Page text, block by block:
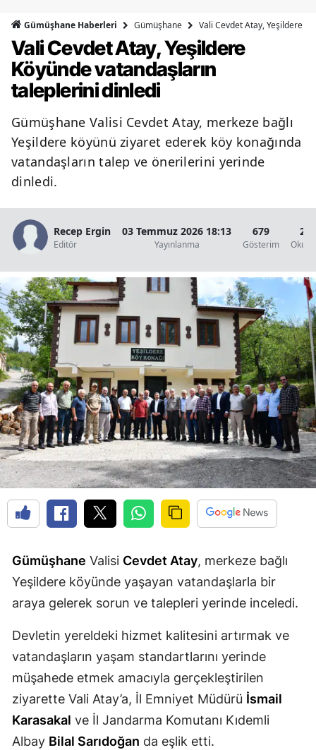
Bingöl
Bitlis
Burdur
Bursa
Çorum
Denizli
Diyarbakır
Edirne
Elazığ
Erzincan
Erzurum
Eskişehir
Gaziantep
Giresun
Hakkari
Mersin
İstanbul
İzmir
Kars
Gümüşhane Haberleri Gümüşhane Vali Cevdet Atay, Yeşildere
Vali Cevdet Atay, Yeşildere
Köyünde vatandaşların
taleplerini dinledi
Gümüşhane Valisi Cevdet Atay, merkeze bağlı
Yeşildere köyünü ziyaret ederek köy konağında
vatandaşların talep ve önerilerini yerinde
dinledi.
Recep Ergin
Editör
03 Temmuz 2026 18:13
Yayınlanma
679
Gösterim
2
Gümüşhane Valisi Cevdet Atay, merkeze bağlı
Yeşildere köyünde yaşayan vatandaşlarla bir
araya gelerek sorun ve talepleri yerinde inceledi.
Devletin yereldeki hizmet kalitesini artırmak ve
vatandaşların yaşam standartlarını yerinde
müşahede etmek amacıyla gerçekleştirilen
ziyarette Vali Atay’a, İl Emniyet Müdürü İsmail
Karasakal ve İl Jandarma Komutanı Kıdemli
Albay Bilal Sarıdoğan da eşlik etti.